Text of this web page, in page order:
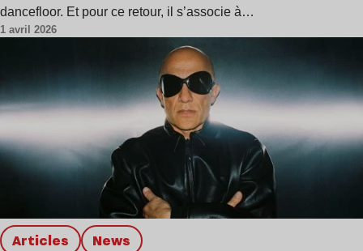
dancefloor. Et pour ce retour, il s’associe à…
1 avril 2026
Articles news